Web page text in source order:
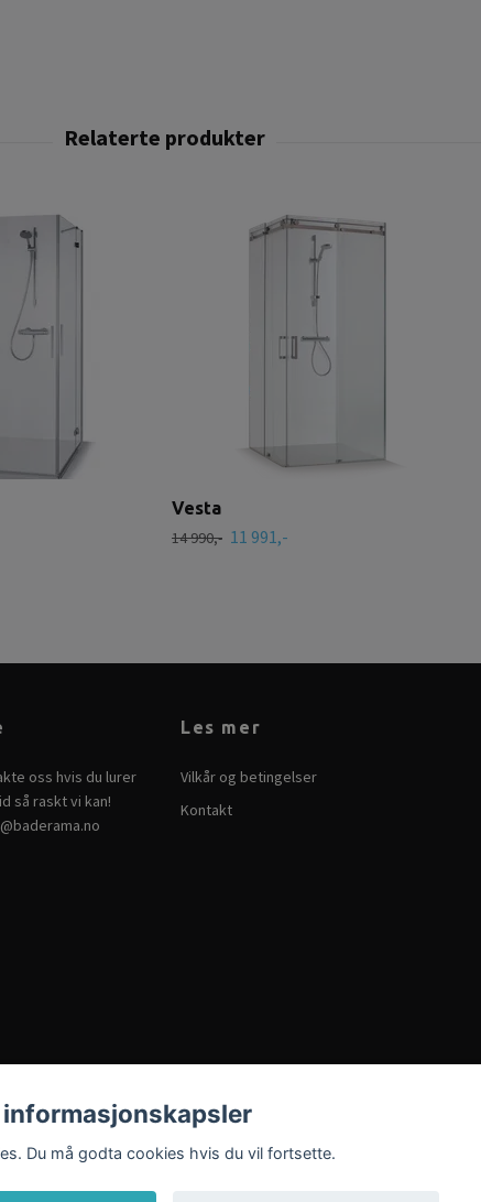
Vesta
14 990,- 11 991,-
oss hvis du lurer
så raskt vi kan!
Les mer
Vilkår og betingelser
Kontakt
Du må godta cookies hvis du vil fortsette.